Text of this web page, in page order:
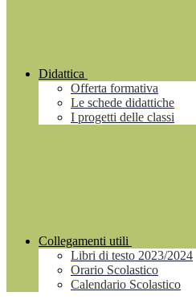
Didattica
Offerta formativa
Le schede didattiche
I progetti delle classi
Collegamenti utili
Libri di testo 2023/2024
Orario Scolastico
Calendario Scolastico